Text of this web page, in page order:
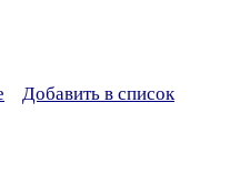
Добавить в список